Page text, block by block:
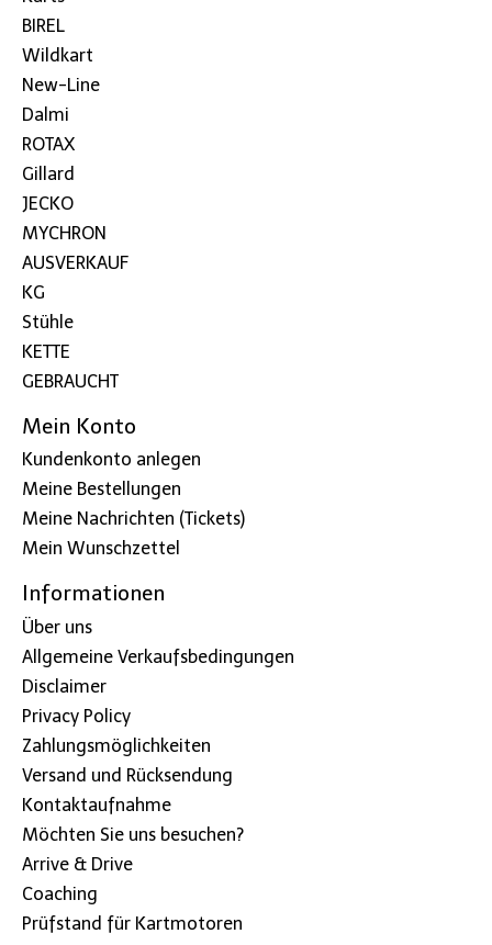
BIREL
Wildkart
New-Line
Dalmi
ROTAX
Gillard
JECKO
MYCHRON
AUSVERKAUF
KG
Stühle
KETTE
GEBRAUCHT
Mein Konto
Kundenkonto anlegen
Meine Bestellungen
Meine Nachrichten (Tickets)
Mein Wunschzettel
Informationen
Über uns
Allgemeine Verkaufsbedingungen
Disclaimer
Privacy Policy
Zahlungsmöglichkeiten
Versand und Rücksendung
Kontaktaufnahme
Möchten Sie uns besuchen?
Arrive & Drive
Coaching
Prüfstand für Kartmotoren